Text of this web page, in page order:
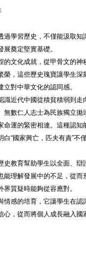
過學習歷史，不僅能汲取知
奠定堅實基礎。
文化成就，從甲骨文的神
榮，這些歷史瑰寶讓學生深
對中華文化的認同感。
識近代中國從積貧積弱到走
數仁人志士為民族獨立拋
運的緊密相連。這種認知
“國家興亡，匹夫有責”不
史教育幫助學生以全面、辯
能理解發展中的不足，從而
質疑時能夠從容應對。
情感的培育，它讓學生在認
，從而將個人成長融入國